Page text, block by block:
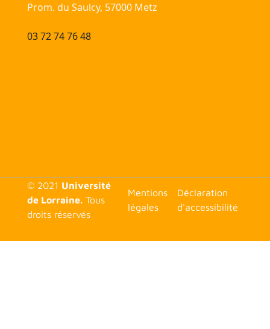
Prom. du Saulcy, 57000 Metz
03 72 74 76 48
© 2021 Université
de Lorraine.Tous
droits réservés
<none>
Mentions
légales
Déclaration
d'accessibilité